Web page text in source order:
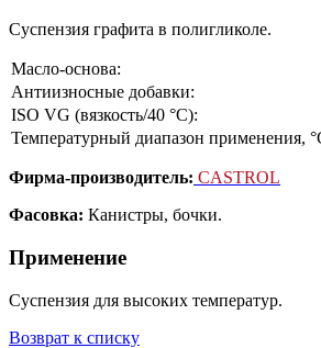
Суспензия графита в полигликоле.
Масло-основа:
Антиизносные добавки:
ISO VG (вязкость/40 °С):
Температурный диапазон применения,
Фирма-производитель: CASTROL
Фасовка: Канистры, бочки.
Применение
Суспензия для высоких температур.
Возврат к списку